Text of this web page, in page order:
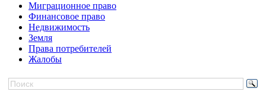
Миграционное право
Финансовое право
Недвижимость
Земля
Права потребителей
Жалобы